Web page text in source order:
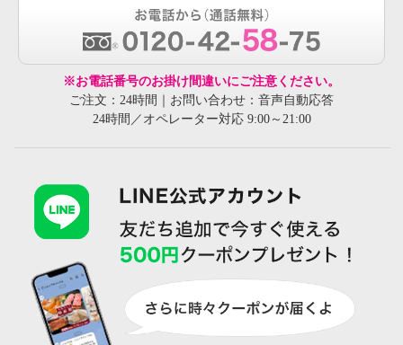
※お電話番号のお掛け間違いにご注意ください。
ご注文：24時間｜お問い合わせ：音声自動応答
24時間／オペレーター対応 9:00～21:00